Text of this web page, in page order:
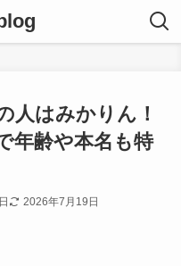
人はみかりん！
年齢や本名も特
2026年7月19日